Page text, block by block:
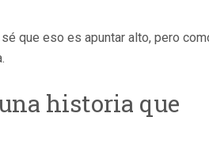
que eso es apuntar alto, pero
historia que